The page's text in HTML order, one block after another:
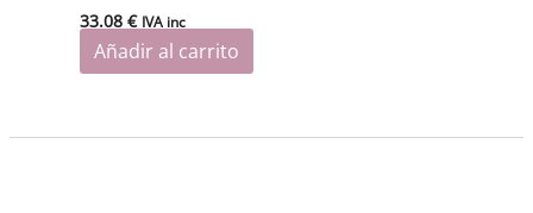
33.08€ IVA inc
Añadir al carrito